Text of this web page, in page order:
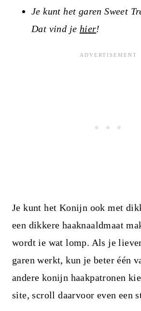
Je kunt het garen Sweet
Dat vind je hier!
Je kunt het Konijn ook met
een dikkere haaknaaldmaat
wordt ie wat lomp. Als je
garen werkt, kun je beter één
andere konijn haakpatronen
site, scroll daarvoor even een